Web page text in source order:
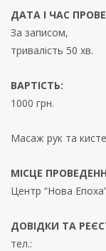
ДАТА І ЧАС
За записом,
тривалість 50 хв.
ВАРТІСТЬ:
1000 грн.
Масаж рук та
МІСЦЕ
Центр “Нова
ДОВІДКИ ТА
тел.: